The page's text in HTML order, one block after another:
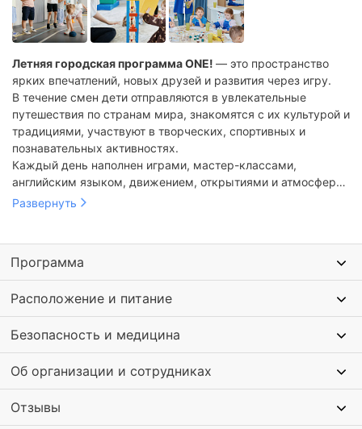
Летняя городская программа ONE! — это пространство
ярких впечатлений, новых друзей и развития через игру.
В течение смен дети отправляются в увлекательные
путешествия по странам мира, знакомятся с их культурой и
традициями, участвуют в творческих, спортивных и
познавательных активностях.
Каждый день наполнен играми, мастер-классами,
английским языком, движением, открытиями и атмосферой
настоящего летнего приключения.
командной работы в безопасной и поддерживающей среде
сети премиальных частных детских садовONE!
International School.
Развернуть
Программа
Расположение и питание
Безопасность и медицина
Об организации и сотрудниках
Отзывы